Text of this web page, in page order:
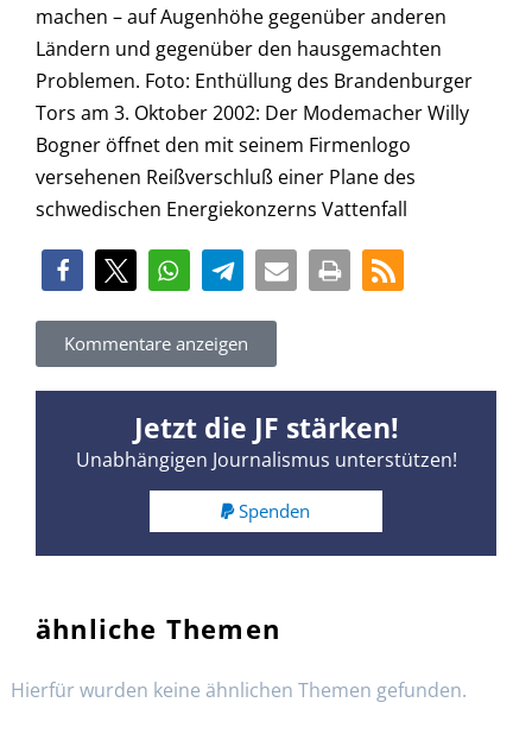
Kommentare anzeigen
Jetzt die JF stärken!
Unabhängigen Journalismus unterstützen!
Spenden
ähnliche Themen
Hierfür wurden keine ähnlichen Themen gefunden.